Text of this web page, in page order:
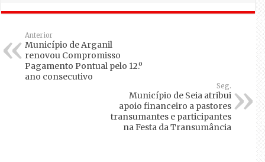
Anterior
Município de Arganil
renovou Compromisso
Pagamento Pontual pelo 12.º
ano consecutivo
Seg.
Município de Seia atribui
apoio financeiro a pastores
transumantes e participantes
na Festa da Transumância